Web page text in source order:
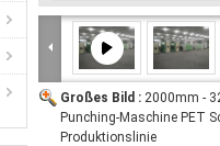
Großes Bild : 2000mm -
Punching-Maschine PET
Produktionslinie